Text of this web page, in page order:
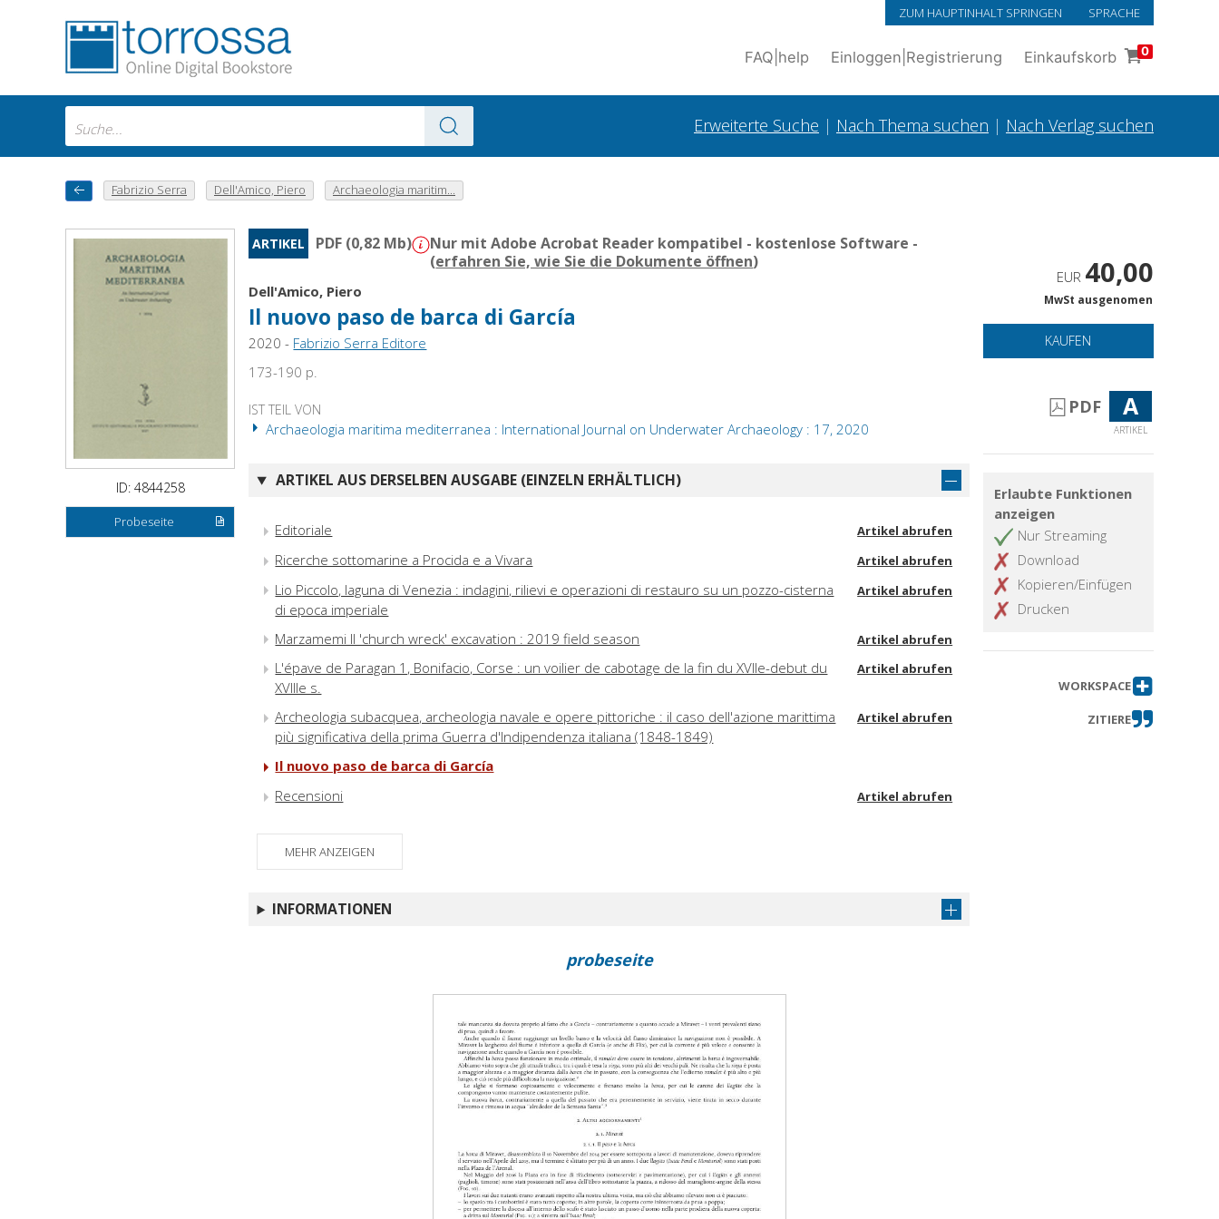
ZUM HAUPTINHALT SPRINGEN SPRACHE
FAQ help Einloggen Registrierung Einkaufskorb 0
Erweiterte Suche | Nach Thema suchen | Nach Verlag suchen
Fabrizio Serra Dell'Amico, Piero Archaeologia maritim...
ID: 4844258
Probeseite
ARTIKEL PDF (0,82 Mb)
Nur mit Adobe Acrobat Reader kompatibel - kostenlose Software -
(erfahren Sie, wie Sie die Dokumente öffnen)
Dell'Amico, Piero
Il nuovo paso de barca di García
2020 - Fabrizio Serra Editore
173-190 p.
IST TEIL VON
Archaeologia maritima mediterranea : International Journal on Underwater Archaeology : 17, 2020
ARTIKEL AUS DERSELBEN AUSGABE (EINZELN ERHÄLTLICH)
Editoriale Artikel abrufen
Ricerche sottomarine a Procida e a Vivara Artikel abrufen
Lio Piccolo, laguna di Venezia : indagini, rilievi e operazioni di restauro su un pozzo-cisterna
di epoca imperiale
Artikel abrufen
Marzamemi II 'church wreck' excavation : 2019 field season Artikel abrufen
L'épave de Paragan 1, Bonifacio, Corse : un voilier de cabotage de la fin du XVIIe-debut du
XVIIIe s.
Artikel abrufen
Archeologia subacquea, archeologia navale e opere pittoriche : il caso dell'azione marittima
più significativa della prima Guerra d'Indipendenza italiana (1848-1849)
Artikel abrufen
Il nuovo paso de barca di García
Recensioni
Artikel abrufen
MEHR ANZEIGEN
INFORMATIONEN
EUR 40,00
MwSt ausgenomen
KAUFEN
PDF A
ARTIKEL
Erlaubte Funktionen
anzeigen
Nur Streaming
Download
Kopieren/Einfügen
Drucken
WORKSPACE
ZITIERE
probeseite